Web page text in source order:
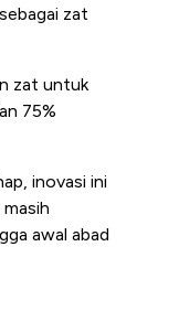
zat
zat untuk
75%
inovasi ini
awal abad